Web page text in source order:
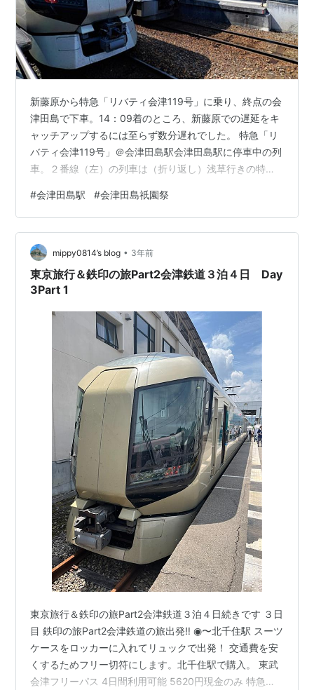
新藤原から特急「リバティ会津119号」に乗り、終点の会
津田島で下車。14：09着のところ、新藤原での遅延をキ
ャッチアップするには至らず数分遅れでした。 特急「リ
バティ会津119号」＠会津田島駅会津田島駅に停車中の列
車。２番線（左）の列車は（折り返し）浅草行きの特急
快速「リレー119号」。会津田島でこれといった用件がな
ければ、乗り継ぎで設定されている快速「リレー119号」
（会津田島14：24発）で会津若松方面に向かうばかりで
したが、この日は「会津田島祇園祭」の初日。せっかく
当地に来たのに祭りをスルーするのは無粋というもので
す。祇園祭のおかげで…
#会津田島駅 #会津田島祇園祭
mippy0814’s blog • 3年前
東京旅行＆鉄印の旅Part2会津鉄道３泊４日 Day
3Part 1
東京旅行＆鉄印の旅Part2会津鉄道３泊４日続きです ３日
目 鉄印の旅Part2会津鉄道の旅出発‼️ ◉〜北千住駅 スーツ
ケースをロッカーに入れてリュックで出発！ 交通費を安
くするためフリー切符にします。北千住駅で購入。 東武
会津フリーパス 4日間利用可能 5620円現金のみ 特急券